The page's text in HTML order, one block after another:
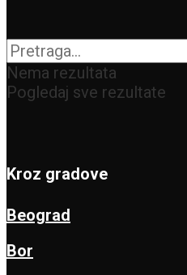
Nema rezultata
Pogledaj sve rezultate
Kroz gradove
Beograd
Bor